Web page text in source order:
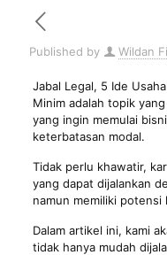
Published by Wildan
Jabal Legal, 5 Ide
Minim adalah topik
yang ingin memulai
keterbatasan modal.
Tidak perlu khawatir,
yang dapat dijalankan
namun memiliki
Dalam artikel ini, kami
tidak hanya mudah